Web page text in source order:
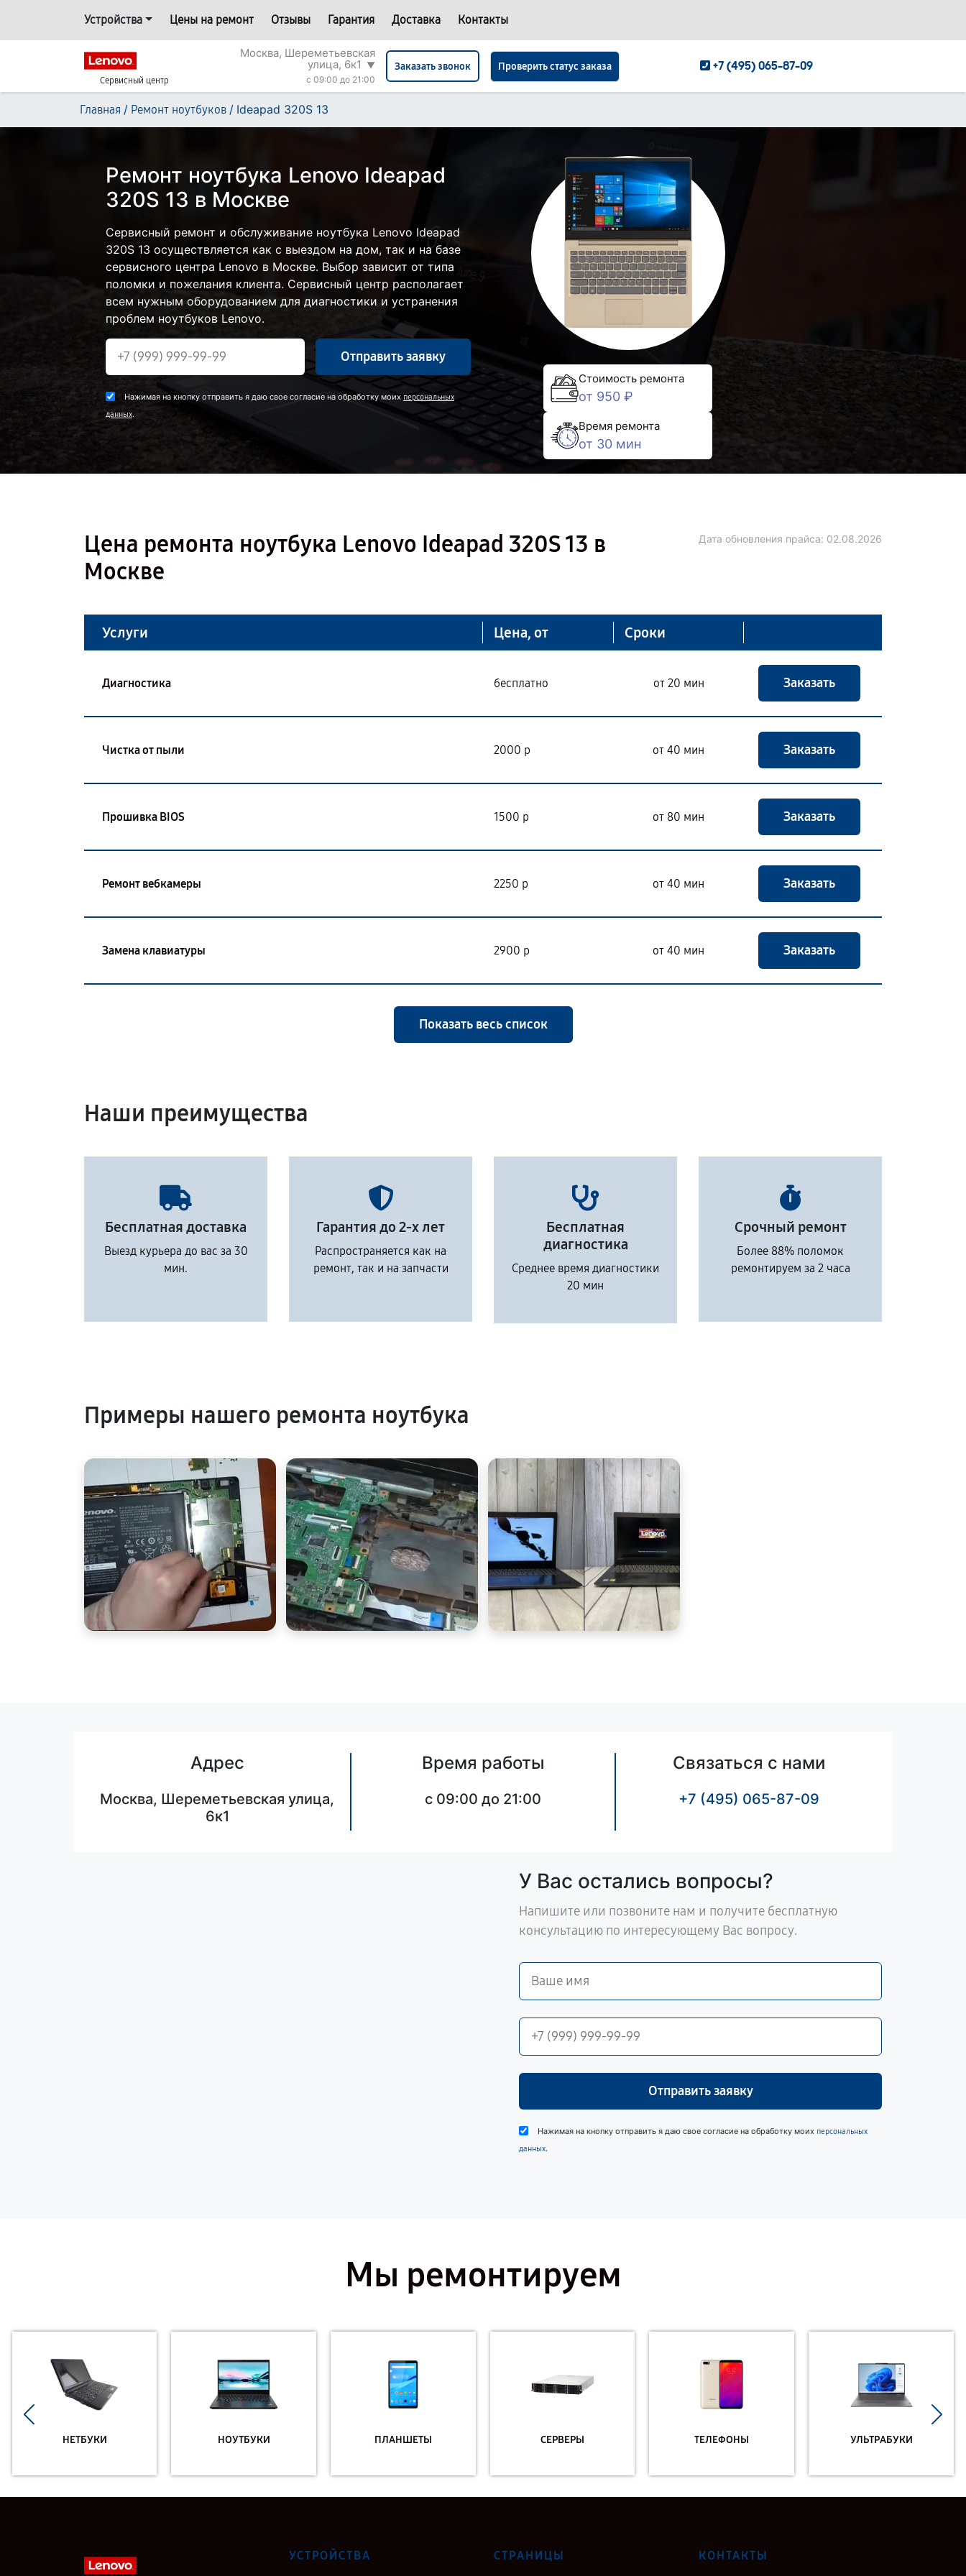
Устройства Цены на ремонт Отзывы Гарантия Доставка Контакты
Сервисный центр
Москва, Шереметьевская
улица, 6к1
▼
c 09:00 до 21:00
Заказать звонок Проверить статус заказа +7 (495) 065-87-09
Главная / Ремонт ноутбуков / Ideapad 320S 13
Ремонт ноутбука Lenovo Ideapad
320S 13 в Москве
Сервисный ремонт и обслуживание ноутбука Lenovo Ideapad
320S 13 осуществляется как с выездом на дом, так и на базе
сервисного центра Lenovo в Москве. Выбор зависит от типа
поломки и пожелания клиента. Сервисный центр располагает
всем нужным оборудованием для диагностики и устранения
проблем ноутбуков Lenovo.
Отправить заявку
Нажимая на кнопку отправить я даю свое согласие на обработку моих персональных
данных.
Стоимость ремонта
от 950 ₽
Время ремонта
от 30 мин
Цена ремонта ноутбука Lenovo Ideapad 320S 13 в
Москве
Дата обновления прайса: 02.08.2026
Услуги Цена, от Сроки
Диагностика бесплатно от 20 мин Заказать
Чистка от пыли 2000 р от 40 мин Заказать
Прошивка BIOS 1500 р от 80 мин Заказать
Ремонт вебкамеры 2250 р от 40 мин Заказать
Замена клавиатуры 2900 р от 40 мин Заказать
Показать весь список
Наши преимущества
Бесплатная доставка
Выезд курьера до вас за 30
мин.
Гарантия до 2-х лет
Распространяется как на
ремонт, так и на запчасти
Бесплатная
диагностика
Среднее время диагностики
20 мин
Срочный ремонт
Более 88% поломок
ремонтируем за 2 часа
Примеры нашего ремонта ноутбука
Адрес
Москва, Шереметьевская улица,
6к1
Время работы
c 09:00 до 21:00
Связаться с нами
+7 (495) 065-87-09
У Вас остались вопросы?
Напишите или позвоните нам и получите бесплатную
консультацию по интересующему Вас вопросу.
Отправить заявку
Нажимая на кнопку отправить я даю свое согласие на обработку моих персональных
данных.
Мы ремонтируем
НЕТБУКИ НОУТБУКИ ПЛАНШЕТЫ СЕРВЕРЫ ТЕЛЕФОНЫ УЛЬТРАБУКИ
УСТРОЙСТВА СТРАНИЦЫ КОНТАКТЫ